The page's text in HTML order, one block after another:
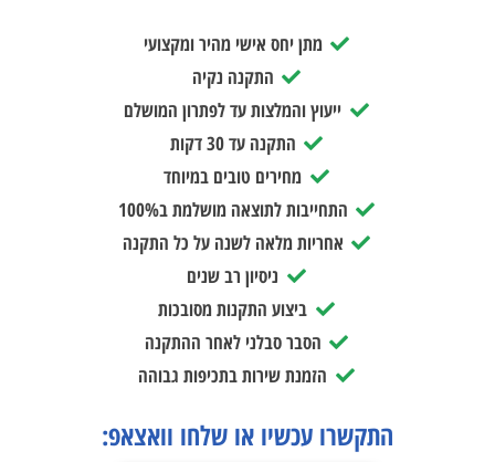
מתן יחס אישי מהיר ומקצועי
התקנה נקיה
ייעוץ והמלצות עד לפתרון המושלם
התקנה עד 30 דקות
מחירים טובים במיוחד
התחייבות לתוצאה מושלמת ב100%
אחריות מלאה לשנה על כל התקנה
ניסיון רב שנים
ביצוע התקנות מסובכות
הסבר סבלני לאחר ההתקנה
הזמנת שירות בתכיפות גבוהה
התקשרו עכשיו או שלחו וואצאפ: